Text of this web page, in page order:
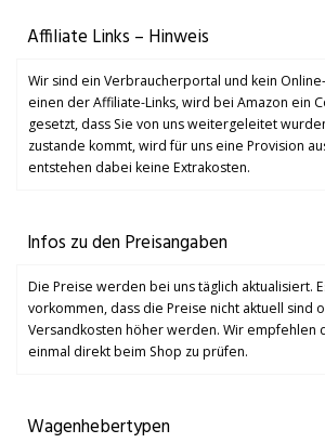
Affiliate Links – Hinweis
Wir sind ein Verbraucherportal und kein
einen der Affiliate-Links, wird bei Amazon ein
gesetzt, dass Sie von uns weitergeleitet
zustande kommt, wird für uns eine Provision
entstehen dabei keine Extrakosten.
Infos zu den Preisangaben
Die Preise werden bei uns täglich aktualisiert.
vorkommen, dass die Preise nicht aktuell sind
Versandkosten höher werden. Wir empfehlen
einmal direkt beim Shop zu prüfen.
Wagenhebertypen